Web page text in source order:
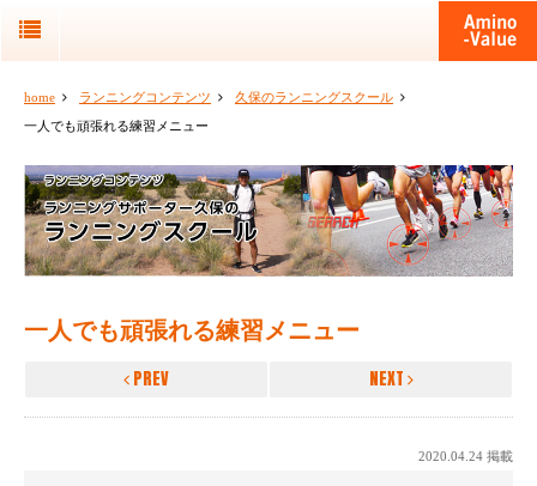
home ランニングコンテンツ
久保のランニングスクール
一人でも頑張れる練習メニュー
一人でも頑張れる練習メニュー
PREV NEXT
2020.04.24 掲載